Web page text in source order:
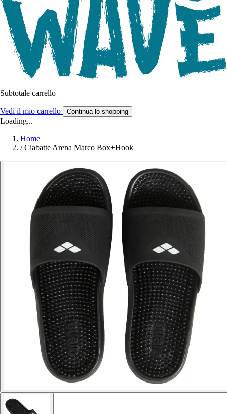
Subtotale carrello
Vedi il mio carrello Continua lo shopping
Loading...
Home
/ Ciabatte Arena Marco Box+Hook